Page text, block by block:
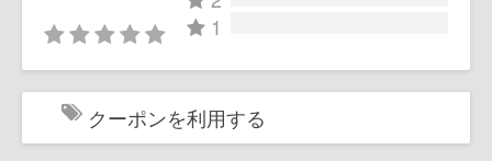
1
クーポンを利用する